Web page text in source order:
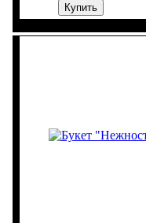
Купить